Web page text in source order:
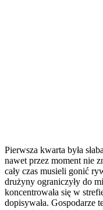
Pierwsza kwarta była
nawet przez moment nie
cały czas musieli gonić
drużyny ograniczyły do
koncentrowała się w
dopisywała. Gospodarze